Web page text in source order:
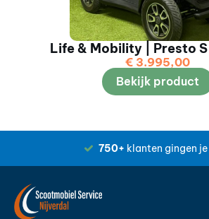
Life & Mobility | Presto
€ 3.995,00
Bekijk product
750+ klanten gingen